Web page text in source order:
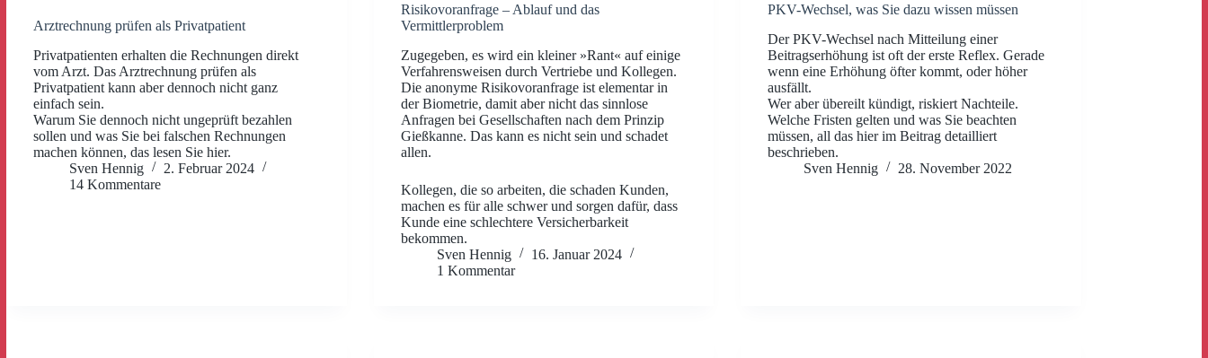
Arztrechnung prüfen als Privatpatient
Privatpatienten erhalten die Rechnungen direkt
vom Arzt. Das Arztrechnung prüfen als
Privatpatient kann aber dennoch nicht ganz
einfach sein.
Warum Sie dennoch nicht ungeprüft bezahlen
sollen und was Sie bei falschen Rechnungen
machen können, das lesen Sie hier.
Sven Hennig
2. Februar 2024
14 Kommentare
Risikovoranfrage – Ablauf und das
Vermittlerproblem
Zugegeben, es wird ein kleiner »Rant« auf einige
Verfahrensweisen durch Vertriebe und Kollegen.
Die anonyme Risikovoranfrage ist elementar in
der Biometrie, damit aber nicht das sinnlose
Anfragen bei Gesellschaften nach dem Prinzip
Gießkanne. Das kann es nicht sein und schadet
allen.
Kollegen, die so arbeiten, die schaden Kunden,
machen es für alle schwer und sorgen dafür, dass
Kunde eine schlechtere Versicherbarkeit
bekommen.
Sven Hennig
16. Januar 2024
1 Kommentar
PKV-Wechsel, was Sie dazu wissen müssen
Der PKV-Wechsel nach Mitteilung einer
Beitragserhöhung ist oft der erste Reflex. Gerade
wenn eine Erhöhung öfter kommt, oder höher
ausfällt.
Wer aber übereilt kündigt, riskiert Nachteile.
Welche Fristen gelten und was Sie beachten
müssen, all das hier im Beitrag detailliert
beschrieben.
Sven Hennig
28. November 2022